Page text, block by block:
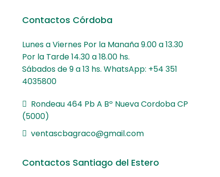
Contactos Córdoba
Lunes a Viernes Por la Manaña 9.00 a 13.30
Por la Tarde 14.30 a 18.00 hs.
Sábados de 9 a 13 hs. WhatsApp: +54 351
4035800
Rondeau 464 Pb A Bº Nueva Cordoba CP
(5000)
ventascbagraco@gmail.com
Contactos Santiago del Estero